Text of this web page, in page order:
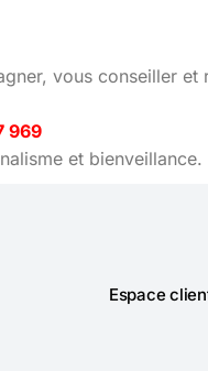
vous conseiller
969
et bienveillance.
Espace